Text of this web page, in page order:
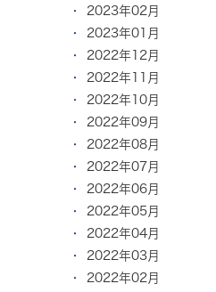
2023年02月
2023年01月
2022年12月
2022年11月
2022年10月
2022年09月
2022年08月
2022年07月
2022年06月
2022年05月
2022年04月
2022年03月
2022年02月